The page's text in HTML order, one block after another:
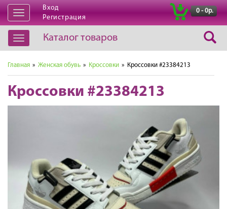
Открыть
навигацию
Вход
Регистрация
0 - 0р.
Открыть
навигацию
Каталог товаров
Главная » Женская обувь » Кроссовки » Кроссовки #23384213
Кроссовки #23384213